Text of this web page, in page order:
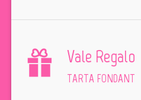
Vale Regalo
TARTA FONDANT